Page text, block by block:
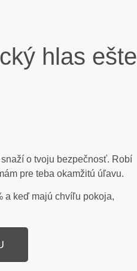
hlas ešte
o tvoju bezpečnosť. Robí
pre teba okamžitú úľavu.
a keď majú chvíľu pokoja,